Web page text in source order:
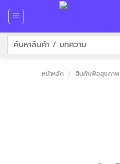
content
ค้นหา:
หน้าหลัก / สินค้าเพื่อสุขภาพ